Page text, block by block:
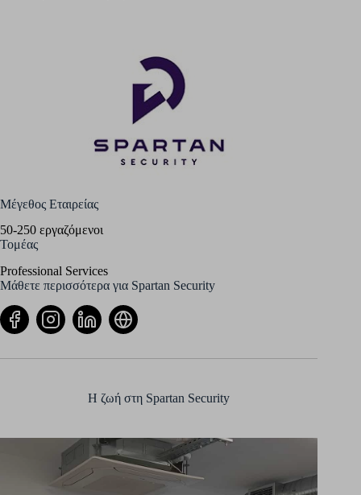
Μέγεθος Εταιρείας
50-250 εργαζόμενοι
Τομέας
Professional Services
Μάθετε περισσότερα για Spartan Security
Η ζωή στη Spartan Security